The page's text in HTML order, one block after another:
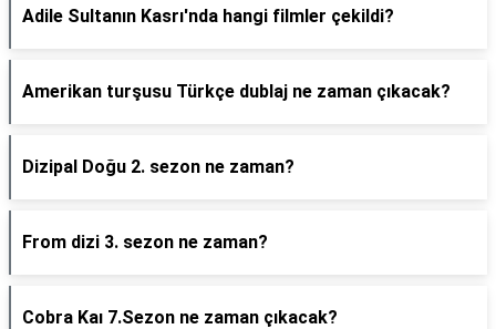
Adile Sultanın Kasrı'nda hangi filmler çekildi?
Amerikan turşusu Türkçe dublaj ne zaman çıkacak?
Dizipal Doğu 2. sezon ne zaman?
From dizi 3. sezon ne zaman?
Cobra Kaı 7.Sezon ne zaman çıkacak?